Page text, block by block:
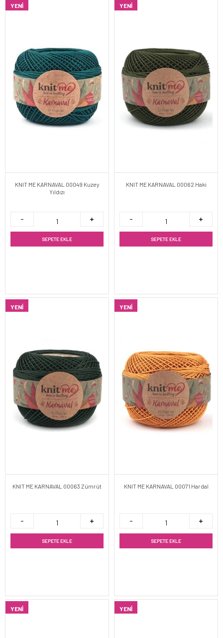
YENI
KNIT ME KARNAVAL 00049 Kuzey
Yıldızı
SEPETE EKLE
YENI
KNIT ME KARNAVAL 00062 Haki
SEPETE EKLE
YENI
KNIT ME KARNAVAL 00063 Zümrüt
SEPETE EKLE
YENI
KNIT ME KARNAVAL 00071 Hardal
SEPETE EKLE
YENI YENI